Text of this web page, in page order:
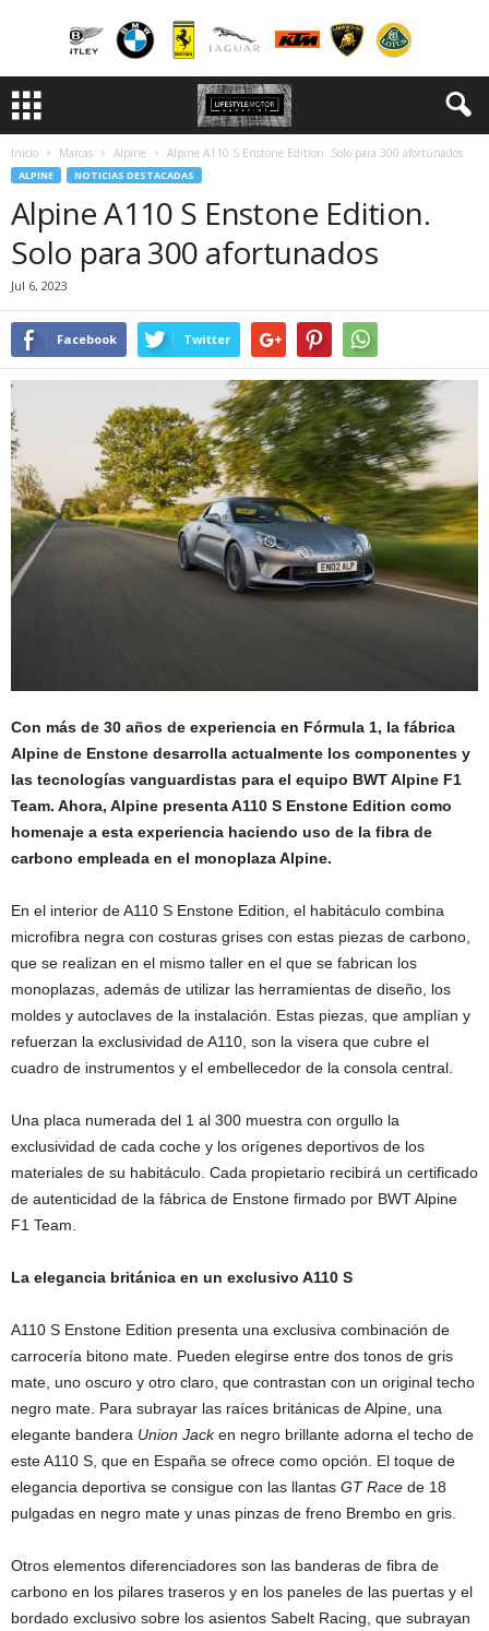
Inicio Marcas Alpine Alpine A110 S Enstone Edition. Solo para 300 afortunados
ALPINE NOTICIAS DESTACADAS
Alpine A110 S Enstone Edition.
Solo para 300 afortunados
Jul 6, 2023
Facebook Twitter
Con más de 30 años de experiencia en Fórmula 1, la fábrica
Alpine de Enstone desarrolla actualmente los componentes y
las tecnologías vanguardistas para el equipo BWT Alpine F1
Team. Ahora, Alpine presenta A110 S Enstone Edition como
homenaje a esta experiencia haciendo uso de la fibra de
carbono empleada en el monoplaza Alpine.
En el interior de A110 S Enstone Edition, el habitáculo combina
microfibra negra con costuras grises con estas piezas de carbono,
que se realizan en el mismo taller en el que se fabrican los
monoplazas, además de utilizar las herramientas de diseño, los
moldes y autoclaves de la instalación. Estas piezas, que amplían y
refuerzan la exclusividad de A110, son la visera que cubre el
cuadro de instrumentos y el embellecedor de la consola central.
Una placa numerada del 1 al 300 muestra con orgullo la
exclusividad de cada coche y los orígenes deportivos de los
materiales de su habitáculo. Cada propietario recibirá un certificado
de autenticidad de la fábrica de Enstone firmado por BWT Alpine
F1 Team.
La elegancia británica en un exclusivo A110 S
A110 S Enstone Edition presenta una exclusiva combinación de
carrocería bitono mate. Pueden elegirse entre dos tonos de gris
mate, uno oscuro y otro claro, que contrastan con un original techo
negro mate. Para subrayar las raíces británicas de Alpine, una
elegante bandera Union Jacken negro brillante adorna el techo de
este A110 S, que en España se ofrece como opción. El toque de
elegancia deportiva se consigue con las llantas GT Race de 18
pulgadas en negro mate y unas pinzas de freno Brembo en gris.
Otros elementos diferenciadores son las banderas de fibra de
carbono en los pilares traseros y en los paneles de las puertas y el
bordado exclusivo sobre los asientos Sabelt Racing, que subrayan